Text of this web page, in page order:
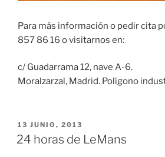
Para más información o pedir cita
857 86 16 o visitarnos en:
c/ Guadarrama 12, nave A-6.
Moralzarzal, Madrid. Polígono
PUBLICADO
EL
13 JUNIO, 2013
24 horas de LeMans